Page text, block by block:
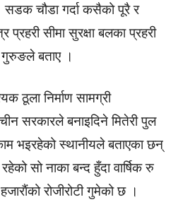
सडक चौडा गर्दा कसैको पूरै र
सीमा सुरक्षा बलका प्रहरी
गुरुङले बताए ।
ठूला निर्माण सामग्री
सरकारले बनाइदिने मितेरी पुल
भइरहेको स्थानीयले बताएका छन्
रहेको सो नाका बन्द हुँदा वार्षिक रु
रोजीरोटी गुमेको छ ।